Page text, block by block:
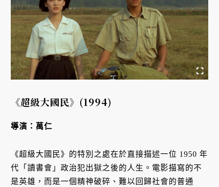
《超級大國民》 (1994)
導演：萬仁
《超級大國民》的特別之處在於直接描述一位 1950 年
代「讀書會」政治犯出獄之後的人生。電影描寫的不
是英雄，而是一個精神破碎、難以回歸社會的普通